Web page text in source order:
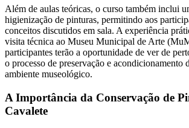
Além de aulas teóricas, o curso também inclui
higienização de pinturas, permitindo aos
conceitos discutidos em sala. A experiência
visita técnica ao Museu Municipal de Arte
participantes terão a oportunidade de ver de
o processo de preservação e acondicionamento
ambiente museológico.
A Importância da Conservação de
Cavalete